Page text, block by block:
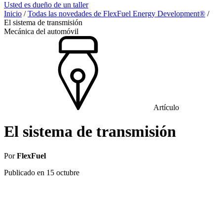
Usted es dueño de un taller
Inicio /Todas las novedades de FlexFuel Energy Development® /
El sistema de transmisión
Mecánica del automóvil
Artículo
El sistema de transmisión
PorFlexFuel
Publicado en 15 octubre